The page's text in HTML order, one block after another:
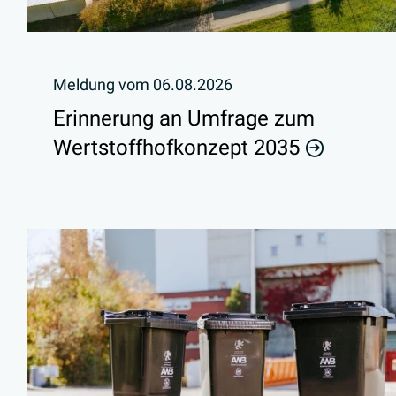
Meldung vom 06.08.2026
Erinnerung an Umfrage zum
Wertstoffhofkonzept 2035